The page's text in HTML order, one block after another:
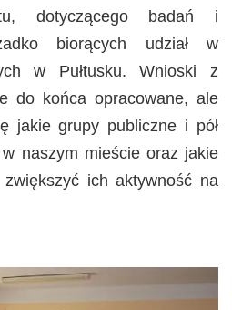
dotyczącego badań i
biorących udział w
w Pułtusku. Wnioski z
do końca opracowane, ale
jakie grupy publiczne i pół
naszym mieście oraz jakie
zwiększyć ich aktywność na